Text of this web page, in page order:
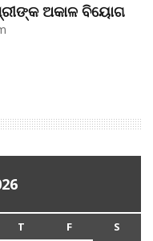
ଅକାଳ ବିୟୋଗ
T F S